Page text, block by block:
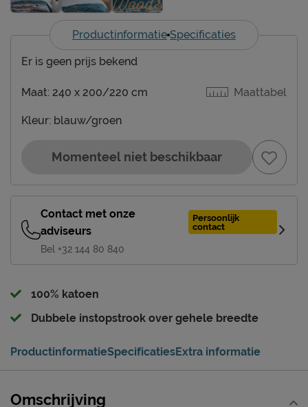
Productinformatie Specificaties
Maattabel
Maat: 240 x 200/220 cm
Kleur: blauw/groen
Er is geen prijs bekend
Momenteel niet beschikbaar
Contact met onze
adviseurs
Persoonlijk
contact
Bel +32 144 80 840
100% katoen
Dubbele instopstrook over gehele breedte
ProductinformatieSpecificatiesExtra informatie
Omschrijving